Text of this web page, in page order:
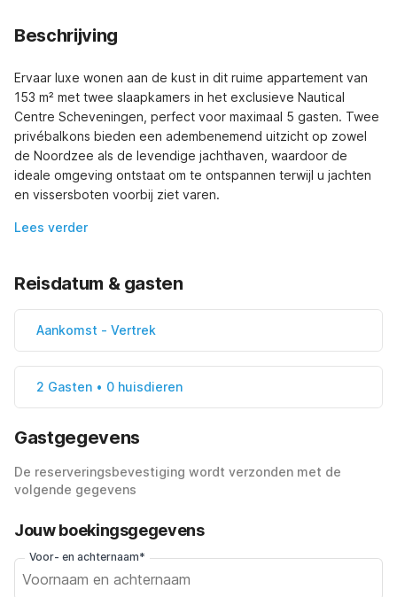
Beschrijving
Ervaar luxe wonen aan de kust in dit ruime appartement van
153 m² met twee slaapkamers in het exclusieve Nautical
Centre Scheveningen, perfect voor maximaal 5 gasten. Twee
privébalkons bieden een adembenemend uitzicht op zowel
de Noordzee als de levendige jachthaven, waardoor de
ideale omgeving ontstaat om te ontspannen terwijl u jachten
en vissersboten voorbij ziet varen.
Lees verder
Reisdatum & gasten
Aankomst - Vertrek
2 Gasten • 0 huisdieren
Gastgegevens
De reserveringsbevestiging wordt verzonden met de
volgende gegevens
Jouw boekingsgegevens
Voor- en achternaam*